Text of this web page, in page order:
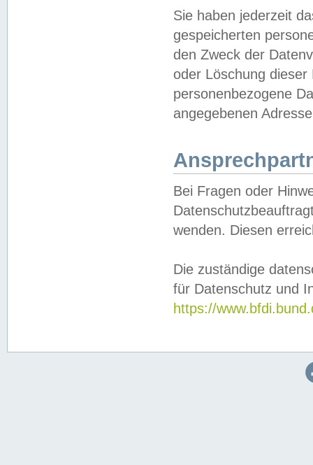
Sie haben jederzeit
gespeicherten
den Zweck der
oder Löschung
personenbezogene
angegebenen
Bei Fragen oder
wenden. Diesen
Die zuständige
für Datenschutz und
https://